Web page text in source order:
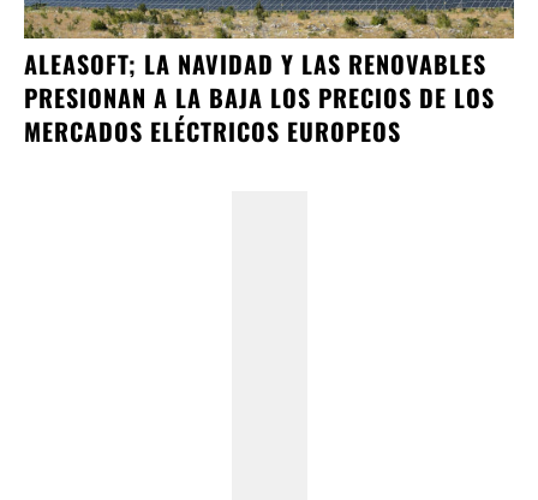
ALEASOFT; LA NAVIDAD Y LAS RENOVABLES
PRESIONAN A LA BAJA LOS PRECIOS DE LOS
MERCADOS ELÉCTRICOS EUROPEOS